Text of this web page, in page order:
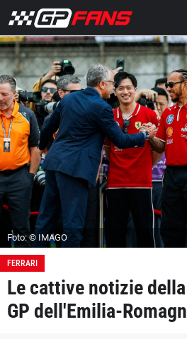
Foto: © IMAGO
FERRARI
Le cattive notizie
GP dell'Emilia-